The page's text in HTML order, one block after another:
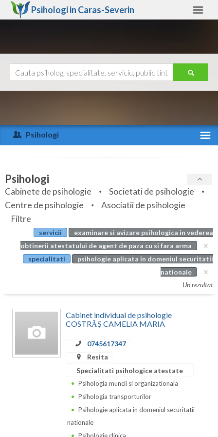
Psihologi in Caras-Severin
Arad
Arges
Bihor
Bistrita-Nasaud
Botosani
Braila
Brasov
Caras-Severin
Ajutor
Psihologi
Specialitati
Servicii
Articole
Evenimente
Cabinet
Psihologi
Cabinete de psihologie
Societati de psihologie
Centre de psihologie
Asociatii de psihologie
Filtre
servicii
examinare si avizare psihologica in vederea
obtinerii atestatului de agent de paza cu si fara arma
specialitati
psihologie aplicata in domeniul securitatii
nationale
Un rezultat
Cabinet individual de psihologie
COSTRĂŞ CAMELIA MARIA
0745617347
Resita
Specialitati psihologice atestate
Psihologia muncii si organizationala
Psihologia transporturilor
Psihologie aplicata in domeniul securitatii
nationale
Psihologie clinica